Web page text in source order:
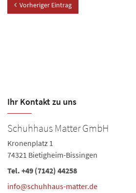
Vorheriger Eintrag
Ihr Kontakt zu uns
Schuhhaus Matter GmbH
Kronenplatz 1
74321 Bietigheim-Bissingen
Tel. +49 (7142) 44258
info@schuhhaus-matter.de